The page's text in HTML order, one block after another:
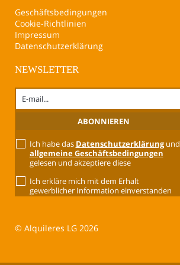
Geschäftsbedingungen
Cookie-Richtlinien
Impressum
Datenschutzerklärung
NEWSLETTER
Ich habe das Datenschutzerklärungund
allgemeine Geschäftsbedingungen
gelesen und akzeptiere diese
Ich erkläre mich mit dem Erhalt
gewerblicher Information einverstanden
© Alquileres LG 2026